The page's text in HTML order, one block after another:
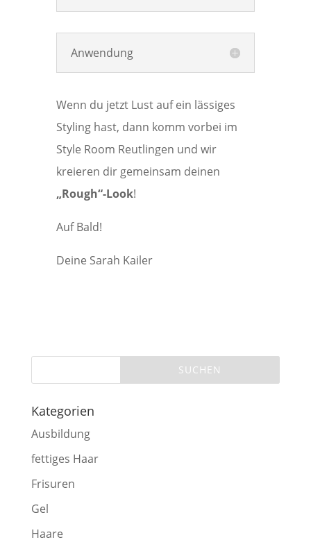
Anwendung
Wenn du jetzt Lust auf ein lässiges
Styling hast, dann komm vorbei im
Style Room Reutlingen und wir
kreieren dir gemeinsam deinen
„Rough“-Look!
Auf Bald!
Deine Sarah Kailer
Kategorien
Ausbildung
fettiges Haar
Frisuren
Gel
Haare